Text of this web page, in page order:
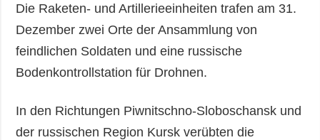
Die Raketen- und Artillerieeinheiten trafen am 31.
Dezember zwei Orte der Ansammlung von
feindlichen Soldaten und eine russische
Bodenkontrollstation für Drohnen.
In den Richtungen Piwnitschno-Sloboschansk und
der russischen Region Kursk verübten die